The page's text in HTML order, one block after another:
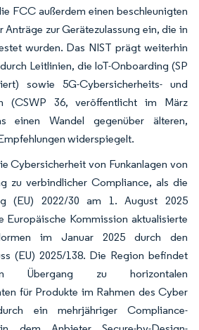
FCC außerdem einen beschleunigten
zur Gerätezulassung ein, die in
wurden. Das NIST prägt weiterhin
Leitlinien, die IoT-Onboarding (SP
sowie 5G-Cybersicherheits- und
(CSWP 36, veröffentlicht im März
einen Wandel gegenüber älteren,
widerspiegelt.
Cybersicherheit von Funkanlagen von
zu verbindlicher Compliance, als die
(EU) 2022/30 am 1. August 2025
Europäische Kommission aktualisierte
im Januar 2025 durch den
(EU) 2025/138. Die Region befindet
zu horizontalen
für Produkte im Rahmen des Cyber
ein mehrjähriger Compliance-